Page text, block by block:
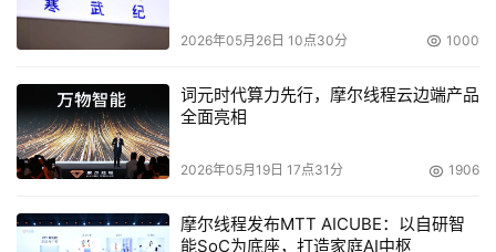
2026年05月26日 10点30分 1000
词元时代算力先行，摩尔线程云边端产品
全面亮相
2026年05月19日 17点31分 1906
摩尔线程发布MTT AICUBE：以自研智
能SoC为底座，打造家庭AI中枢